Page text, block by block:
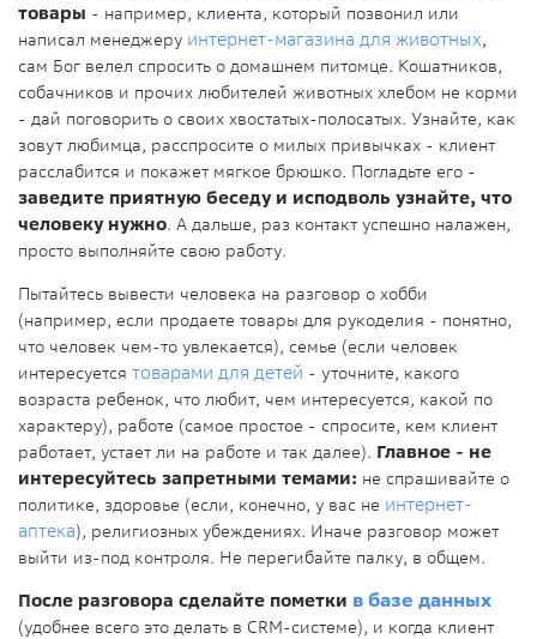
товары - например, клиента, который позвонил или
написал менеджеру интернет-магазина для животных,
сам Бог велел спросить о домашнем питомце. Кошатников,
собачников и прочих любителей животных хлебом не корми
- дай поговорить о своих хвостатых-полосатых. Узнайте, как
зовут любимца, расспросите о милых привычках - клиент
расслабится и покажет мягкое брюшко. Погладьте его -
заведите приятную беседу и исподволь узнайте, что
человеку нужно. А дальше, раз контакт успешно налажен,
просто выполняйте свою работу.
Пытайтесь вывести человека на разговор о хобби
(например, если продаете товары для рукоделия - понятно,
что человек чем-то увлекается), семье (если человек
интересуется товарами для детей - уточните, какого
возраста ребенок, что любит, чем интересуется, какой по
характеру), работе (самое простое - спросите, кем клиент
работает, устает ли на работе и так далее). Главное - не
интересуйтесь запретными темами: не спрашивайте о
политике, здоровье (если, конечно, у вас не интернет-
аптека), религиозных убеждениях. Иначе разговор может
выйти из-под контроля. Не перегибайте палку, в общем.
После разговора сделайте пометки в базе данных
(удобнее всего это делать в CRM-системе), и когда клиент